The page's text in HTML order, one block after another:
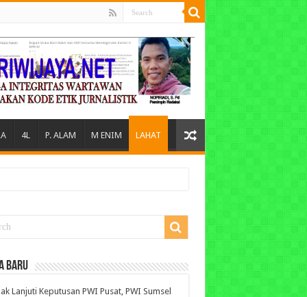
4L P. ALAM M ENIM LAHAT
BARU
Lanjuti Keputusan PWI Pusat, PWI Sumsel